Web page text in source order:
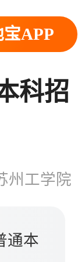
APP
科招
州工学院
通本